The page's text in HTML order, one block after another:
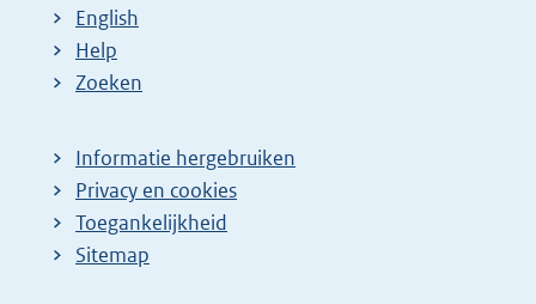
English
Help
Zoeken
Informatie hergebruiken
Privacy en cookies
Toegankelijkheid
Sitemap